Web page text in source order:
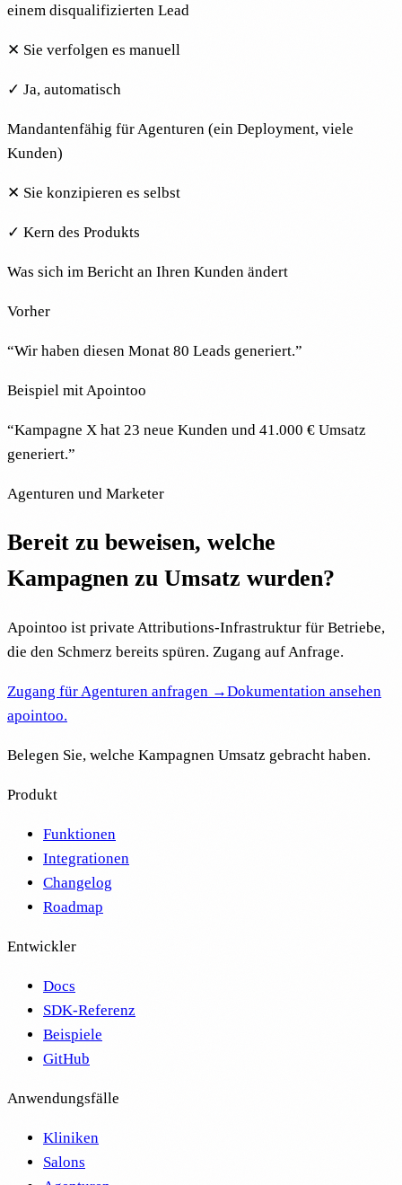
einem disqualifizierten Lead
✕ Sie verfolgen es manuell
✓ Ja, automatisch
Mandantenfähig für Agenturen (ein Deployment, viele
Kunden)
✕ Sie konzipieren es selbst
✓ Kern des Produkts
Was sich im Bericht an Ihren Kunden ändert
Vorher
“Wir haben diesen Monat 80 Leads generiert.”
Beispiel mit Apointoo
“Kampagne X hat 23 neue Kunden und 41.000 € Umsatz
generiert.”
Agenturen und Marketer
Bereit zu beweisen, welche
Kampagnen zu Umsatz wurden?
Apointoo ist private Attributions-Infrastruktur für Betriebe,
die den Schmerz bereits spüren. Zugang auf Anfrage.
Zugang für Agenturen anfragen →Dokumentation ansehen
apointoo.
Belegen Sie, welche Kampagnen Umsatz gebracht haben.
Produkt
Funktionen
Integrationen
Changelog
Roadmap
Entwickler
Docs
SDK-Referenz
Beispiele
GitHub
Anwendungsfälle
Kliniken
Salons